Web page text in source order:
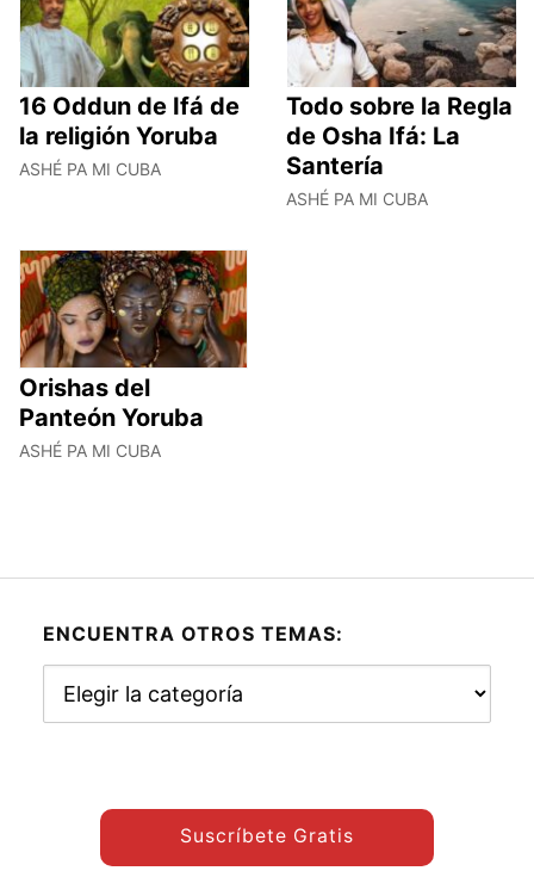
16 Oddun de Ifá de
la religión Yoruba
ASHÉ PA MI CUBA
Todo sobre la Regla
de Osha Ifá: La
Santería
ASHÉ PA MI CUBA
Orishas del
Panteón Yoruba
ASHÉ PA MI CUBA
ENCUENTRA OTROS TEMAS:
otros
Suscríbete Gratis